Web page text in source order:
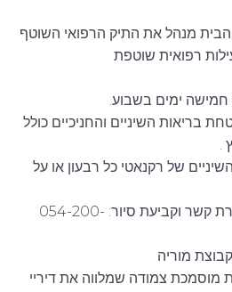
הבית מנהל את התיק הרפואי השוטף
רפואית שוטפת
חמישה ימים בשבוע.
בריאות השיניים והחניכיים כולל
.
של רקנאטי כל רבעון או על
לפרטים נוספים, יצירת קשר וקביעת סיור: 054-200-
מוריה
מוסמכת צמודה שמלווה את דיריי